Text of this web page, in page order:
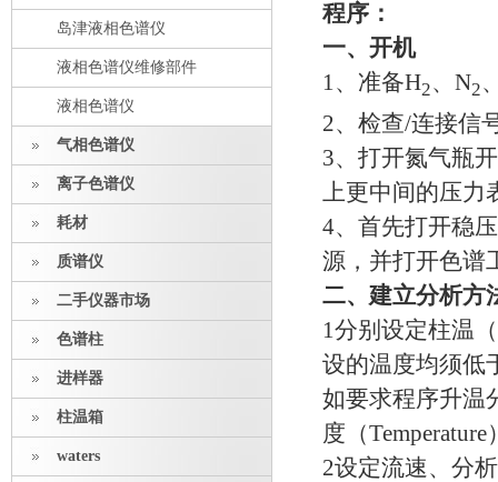
岛津液相色谱仪
液相色谱仪维修部件
液相色谱仪
气相色谱仪
离子色谱仪
耗材
质谱仪
二手仪器市场
色谱柱
进样器
柱温箱
waters
程序：
一、开机
1 、准备H2、 N2
2、检查/连接信
3、打开氮气瓶
上更中间的压力
4、首先打开稳
源，并打开色谱
二、建立分析方
1分别设定柱温（
设的温度均须低
如要求程序升温
度（Temperature
2设定流速、分